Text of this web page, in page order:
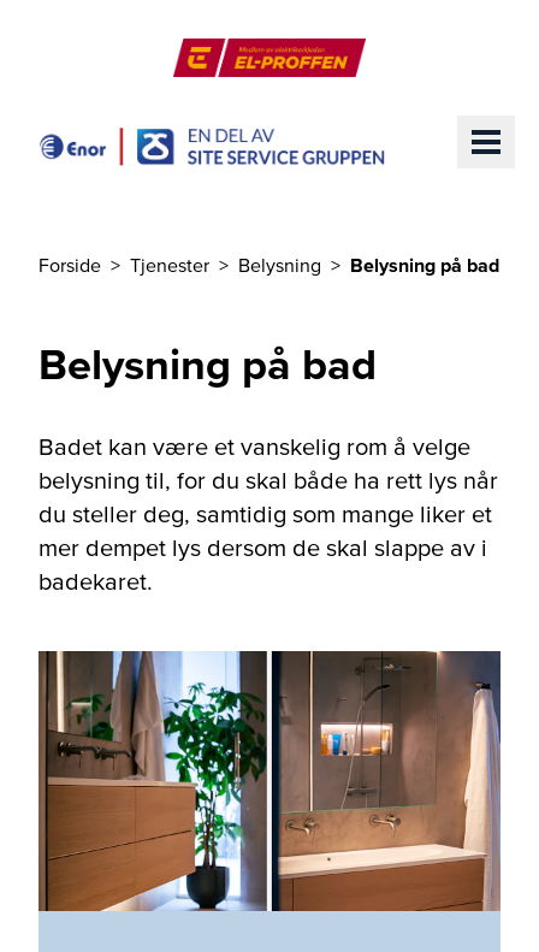
Forside Tjenester Belysning Belysning på bad
Belysning på bad
Badet kan være et vanskelig rom å velge
belysning til, for du skal både ha rett lys når
du steller deg, samtidig som mange liker et
mer dempet lys dersom de skal slappe av i
badekaret.